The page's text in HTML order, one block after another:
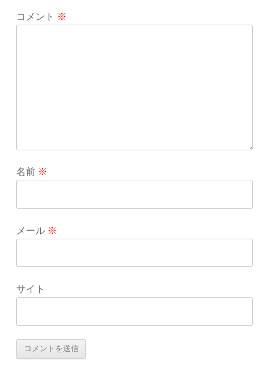
コメント ※
名前 ※
メール ※
サイト